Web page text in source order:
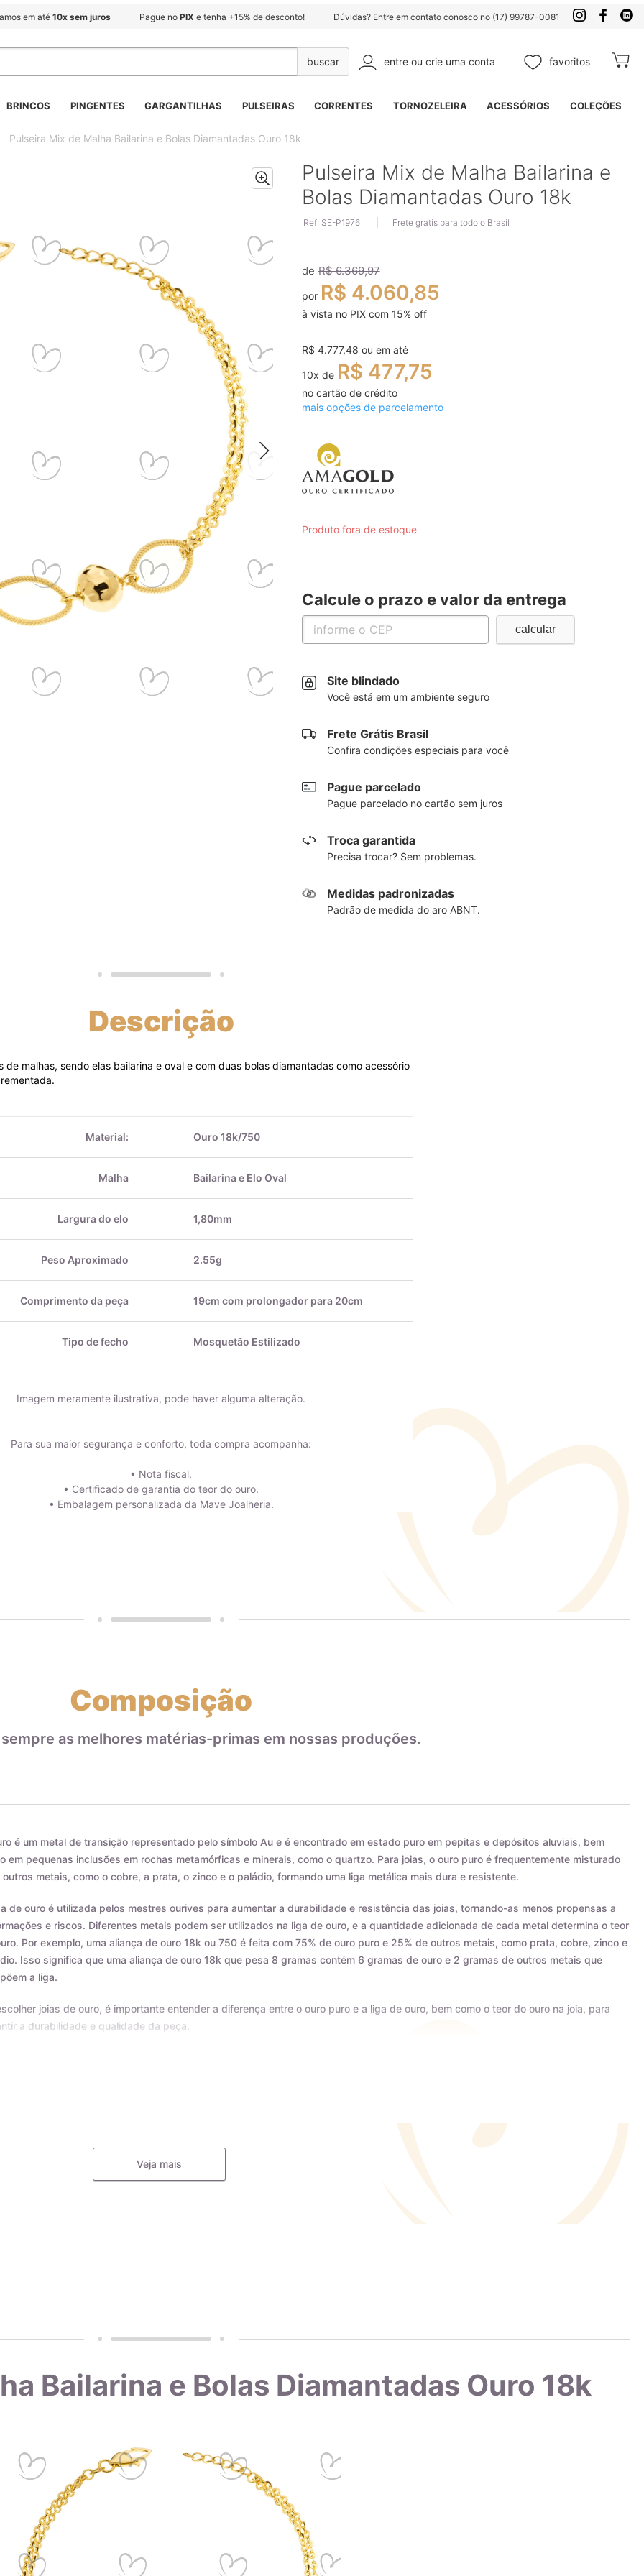
em até 10x sem juros Pague no PIX e tenha +15% de desconto! Dúvidas? Entre em contato conosco no (17) 99787-0081
Pesquisa
entre ou crie uma conta favoritos Meu
BRINCOS PINGENTES GARGANTILHAS PULSEIRAS CORRENTES TORNOZELEIRA ACESSÓRIOS COLEÇÕES
Pulseira Mix de Malha Bailarina e Bolas Diamantadas Ouro 18k
Pulseira Mix de Malha Bailarina e
Bolas Diamantadas Ouro 18k
Ref: SE-P1976 Frete gratis para todo o Brasil
de R$ 6.369,97
por R$ 4.060,85
à vista no PIX com 15% off
R$ 4.777,48 ou em até
10x de R$ 477,75
no cartão de crédito
mais opções de parcelamento
Produto fora de estoque
Calcule o prazo e valor da entrega
Site blindado
Você está em um ambiente seguro
Frete Grátis Brasil
Confira condições especiais para você
Pague parcelado
Pague parcelado no cartão sem juros
Troca garantida
Precisa trocar? Sem problemas.
Medidas padronizadas
Padrão de medida do aro ABNT.
Descrição
de malhas, sendo elas bailarina e oval e com duas bolas diamantadas como acessório
Material: Ouro 18k/750
Malha Bailarina e Elo Oval
Largura do elo 1,80mm
Peso Aproximado 2.55g
Comprimento da peça 19cm com prolongador para 20cm
Tipo de fecho Mosquetão Estilizado
Imagem meramente ilustrativa, pode haver alguma alteração.
Para sua maior segurança e conforto, toda compra acompanha:
• Nota fiscal.
• Certificado de garantia do teor do ouro.
• Embalagem personalizada da Mave Joalheria.
Veja mais
Composição
as melhores matérias-primas em nossas produções.
é um metal de transição representado pelo símbolo Au e é encontrado em estado puro em pepitas e depósitos aluviais, bem
em pequenas inclusões em rochas metamórficas e minerais, como o quartzo. Para joias, o ouro puro é frequentemente misturado
outros metais, como o cobre, a prata, o zinco e o paládio, formando uma liga metálica mais dura e resistente.
de ouro é utilizada pelos mestres ourives para aumentar a durabilidade e resistência das joias, tornando-as menos propensas a
e riscos. Diferentes metais podem ser utilizados na liga de ouro, e a quantidade adicionada de cada metal determina o teor
Por exemplo, uma aliança de ouro 18k ou 750 é feita com 75% de ouro puro e 25% de outros metais, como prata, cobre, zinco e
Isso significa que uma aliança de ouro 18k que pesa 8 gramas contém 6 gramas de ouro e 2 gramas de outros metais que
a liga.
joias de ouro, é importante entender a diferença entre o ouro puro e a liga de ouro, bem como o teor do ouro na joia, para
a durabilidade e qualidade da peça.
as nossas joias são fabricadas por indústrias que possuem o certificado AMAGOLD, comprovando a qualidade do teor de ouro
produtos anunciados. Ao misturar pré-ligas com ouro puro, garantimos que o teor permaneça constante, desde que a peça não seja
A marca AMAGOLD é sinônimo de qualidade e confiança no teor de ouro da joia adquirida, além de agregar valor em termos
peça com o selo AMAGOLD tem direito a um certificado de garantia que comprova sua qualidade. Esse certificado é dado apenas
que passam por uma rigorosa análise, incluindo a verificação de sua forma de produção para adequação aos critérios mais
Bailarina e Bolas Diamantadas Ouro 18k